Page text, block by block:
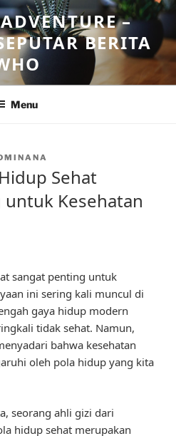
–
BERITA
Menu
Sehat
Kesehatan
sangat penting untuk
ini sering kali muncul di
gaya hidup modern
tidak sehat. Namun,
bahwa kesehatan
oleh pola hidup yang kita
seorang ahli gizi dari
hidup sehat merupakan